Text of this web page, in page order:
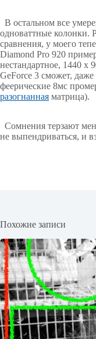
В остальном все
одноваттные колонки.
сравнения, у моего
Diamond Pro 920
нестандартное, 1440 x
GeForce 3 сможет,
феерические 8мс
разогнанная матрица).
Сомнения терзают
не выпендриваться, и
Похожие записи